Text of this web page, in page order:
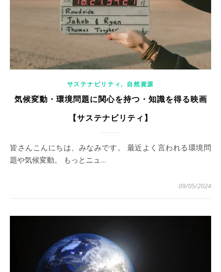
サステナビリティ , 自然資源
気候変動・環境問題に関心を持つ・知識を得る映画
【サステナビリティ】
皆さんこんにちは、みなみです。 最近よく言われる環境問
題や気候変動。 もっとニュ…
09/05/2024